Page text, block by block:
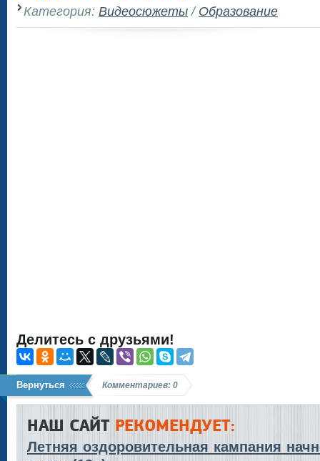
Категория: Видеосюжеты/Образование
Делитесь с друзьями!
Вернуться Комментариев: 0
НАШ САЙТРЕКОМЕНДУЕТ:
Летняя оздоровительная кампания